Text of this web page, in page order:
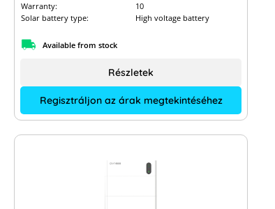
Warranty:
10
Solar battery type:
High voltage battery
Available from stock
Regisztráljon az árak megtekintéséhez
Részletek